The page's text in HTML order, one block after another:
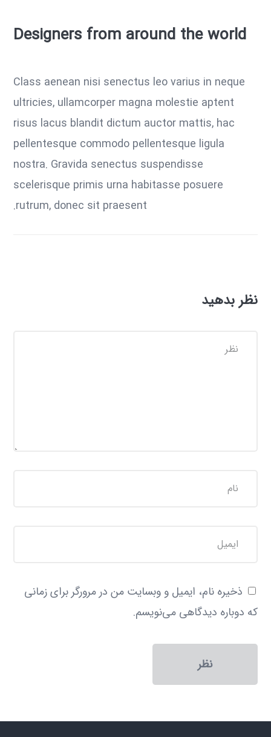
Designers from around the world
Class aenean nisi senectus leo varius in neque
ultricies, ullamcorper magna molestie aptent
risus lacus blandit dictum auctor mattis, hac
pellentesque commodo pellentesque ligula
nostra. Gravida senectus suspendisse
scelerisque primis urna habitasse posuere
rutrum, donec sit praesent.
نظر بدهید
ذخیره نام، ایمیل و وبسایت من در مرورگر برای زمانی
که دوباره دیدگاهی می‌نویسم.